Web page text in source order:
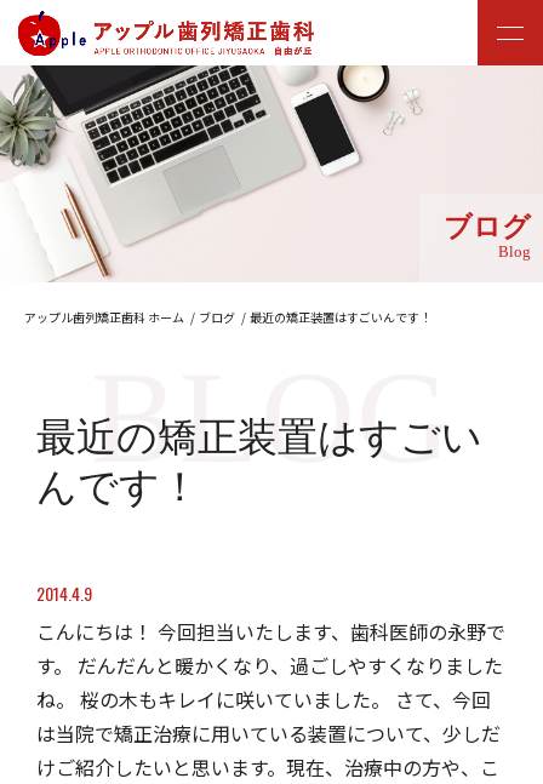
ブログ
Blog
アップル歯列矯正歯科 ホーム ブログ 最近の矯正装置はすごいんです！
最近の矯正装置はすごい
んです！
2014.4.9
こんにちは！ 今回担当いたします、歯科医師の永野で
す。 だんだんと暖かくなり、過ごしやすくなりました
ね。 桜の木もキレイに咲いていました。 さて、今回
は当院で矯正治療に用いている装置について、少しだ
けご紹介したいと思います。現在、治療中の方や、こ